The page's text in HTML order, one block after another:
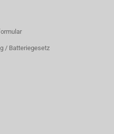
/ Batteriegesetz